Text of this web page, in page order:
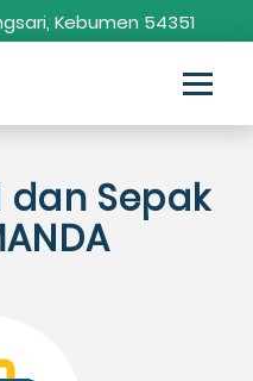
Kebumen 54351
Sepak